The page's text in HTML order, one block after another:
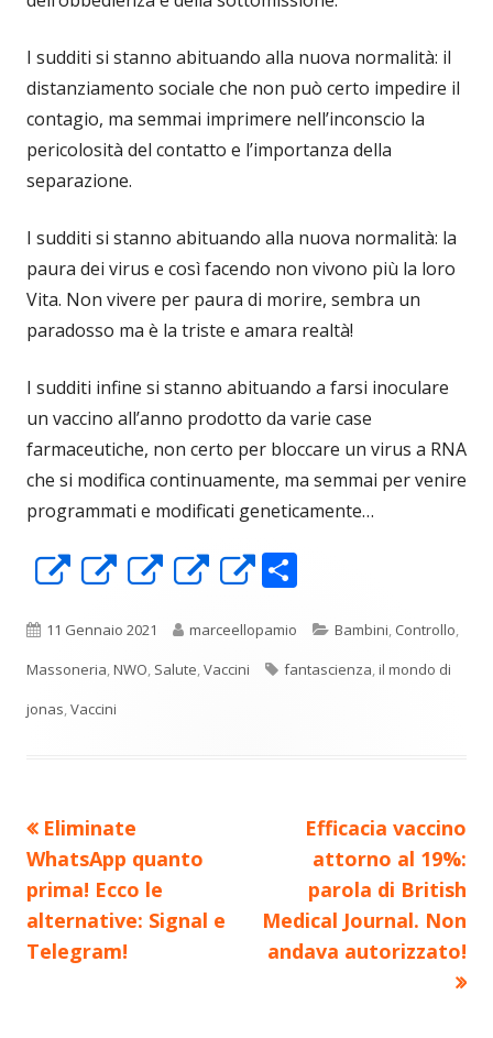
I sudditi si stanno abituando alla nuova normalità: il
distanziamento sociale che non può certo impedire il
contagio, ma semmai imprimere nell’inconscio la
pericolosità del contatto e l’importanza della
separazione.
I sudditi si stanno abituando alla nuova normalità: la
paura dei virus e così facendo non vivono più la loro
Vita. Non vivere per paura di morire, sembra un
paradosso ma è la triste e amara realtà!
I sudditi infine si stanno abituando a farsi inoculare
un vaccino all’anno prodotto da varie case
farmaceutiche, non certo per bloccare un virus a RNA
che si modifica continuamente, ma semmai per venire
programmati e modificati geneticamente…
Apre
una
nuova
finestra
Apre
una
nuova
finestra
Apre
una
nuova
Apre
una
nuova
Apre
una
nuova
n
di
Pubblicato
11 Gennaio 2021 Autore
marceellopamio Categorie
Bambini, Controllo,
Massoneria,NWO, Salute,Vaccini Tag
fantascienza,il mondo di
jonas,Vaccini
Navigazione
articoli
Precedente
articolo:
Eliminate
WhatsApp quanto
prima! Ecco le
alternative: Signal e
Telegram!
Nuovo
articolo:
Efficacia vaccino
attorno al 19%:
parola di British
Medical Journal. Non
andava autorizzato!